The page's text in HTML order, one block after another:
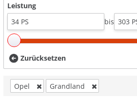
Leistung
bis
Zurücksetzen
Opel Grandland